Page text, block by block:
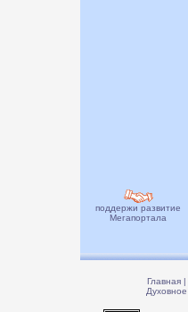
поддержи развитие
Мегапортала
Главная |
Духовное